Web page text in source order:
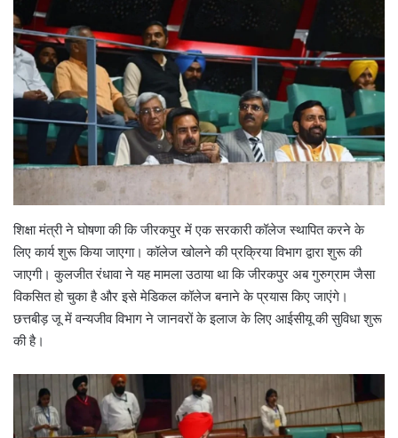
शिक्षा मंत्री ने घोषणा की कि जीरकपुर में एक सरकारी कॉलेज स्थापित करने के
लिए कार्य शुरू किया जाएगा। कॉलेज खोलने की प्रक्रिया विभाग द्वारा शुरू की
जाएगी। कुलजीत रंधावा ने यह मामला उठाया था कि जीरकपुर अब गुरुग्राम जैसा
विकसित हो चुका है और इसे मेडिकल कॉलेज बनाने के प्रयास किए जाएंगे।
छत्तबीड़ जू में वन्यजीव विभाग ने जानवरों के इलाज के लिए आईसीयू की सुविधा शुरू
की है।